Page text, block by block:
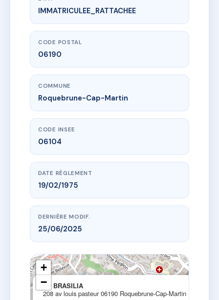
www.vme.plus/AC6687560
LE BRASILIA
208 av louis pasteur06190 Roquebrune-Cap-Martin
IMMATRICULEE_RATTACHEE
CODE POSTAL
06190
COMMUNE
Roquebrune-Cap-Martin
CODE INSEE
06104
DATE RÈGLEMENT
19/02/1975
DERNIÈRE MODIF.
25/06/2025
LE BRASILIA
208 av louis pasteur 06190 Roquebrune-Cap-Martin
+
−